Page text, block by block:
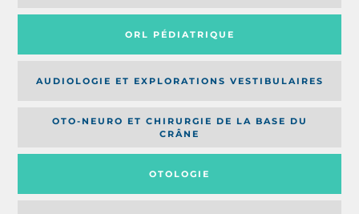
ORL PÉDIATRIQUE
AUDIOLOGIE ET EXPLORATIONS VESTIBULAIRES
OTO-NEURO ET CHIRURGIE DE LA BASE DU
CRÂNE
OTOLOGIE